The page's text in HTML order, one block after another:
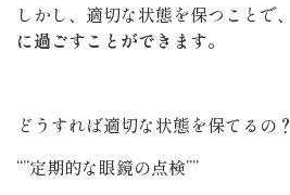
しかし、適切な状態を保つことで、
に過ごすことができます。
どうすれば適切な状態を保てるの？
“”定期的な眼鏡の点検””